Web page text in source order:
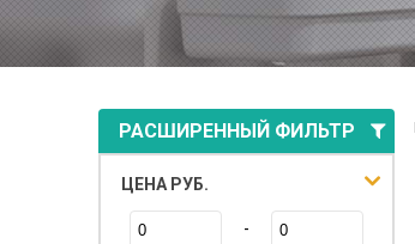
РАСШИРЕННЫЙ ФИЛЬТР
ЦЕНА РУБ.
-